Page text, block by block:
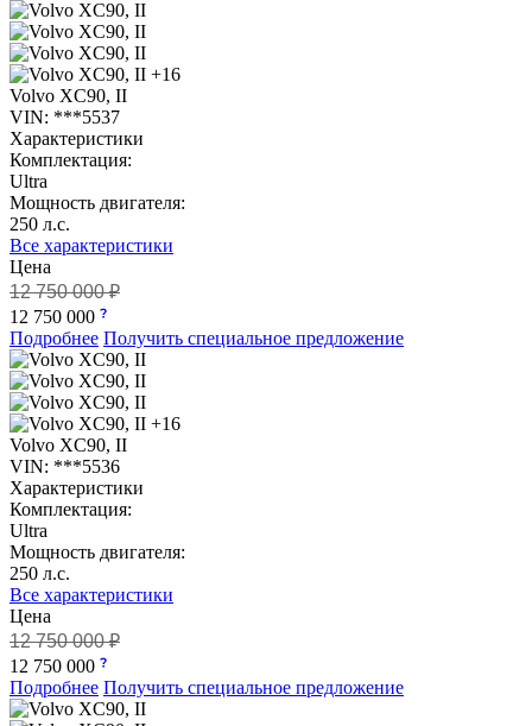
+16
Volvo XC90, II
VIN: ***5537
Характеристики
Комплектация:
Ultra
Мощность двигателя:
250 л.с.
Все характеристики
Цена
12 750 000 ₽
12 750 000
Подробнее Получить специальное предложение
+16
Volvo XC90, II
VIN: ***5536
Характеристики
Комплектация:
Ultra
Мощность двигателя:
250 л.с.
Все характеристики
Цена
12 750 000 ₽
12 750 000
Подробнее Получить специальное предложение